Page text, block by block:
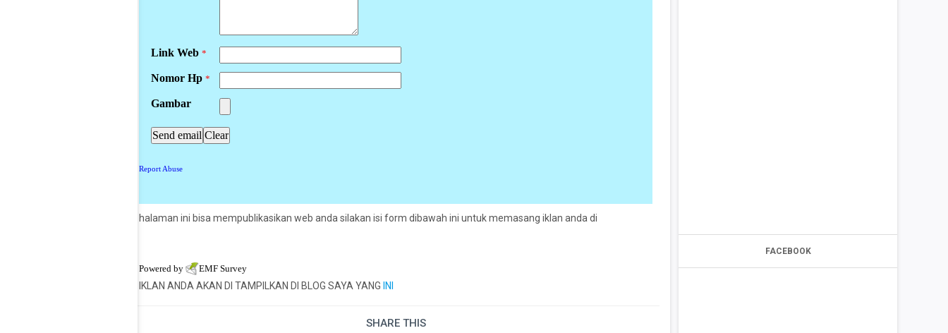
halaman ini bisa mempublikasikan web anda silakan isi form dibawah ini untuk memasang iklan anda di
Powered by EMF Survey
IKLAN ANDA AKAN DI TAMPILKAN DI BLOG SAYA YANG INI
SHARE THIS
FACEBOOK